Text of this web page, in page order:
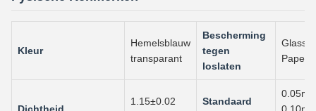
Kleur
Hemelsblauw
transparant
Bescherming
tegen
loslaten
Paper
1.15±0.02
Standaard